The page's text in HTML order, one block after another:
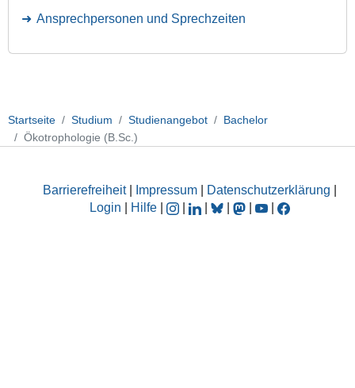
Ansprechpersonen und Sprechzeiten
Startseite Studium Studienangebot
Bachelor
Ökotrophologie (B.Sc.)
Barrierefreiheit| Impressum Datenschutzerklärung
Login
Hilfe